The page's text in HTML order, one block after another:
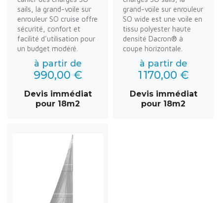
sails, la grand-voile sur
enrouleur SO cruise offre
sécurité, confort et
facilité d'utilisation pour
un budget modéré.
à partir de
990,00 €
Devis immédiat
pour 18m2
grand-voile sur enrouleur
SO wide est une voile en
tissu polyester haute
densité Dacron® à
coupe horizontale.
à partir de
1 170,00 €
Devis immédiat
pour 18m2